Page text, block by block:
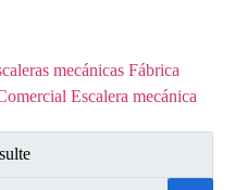
mecánicas Fábrica
Escalera mecánica